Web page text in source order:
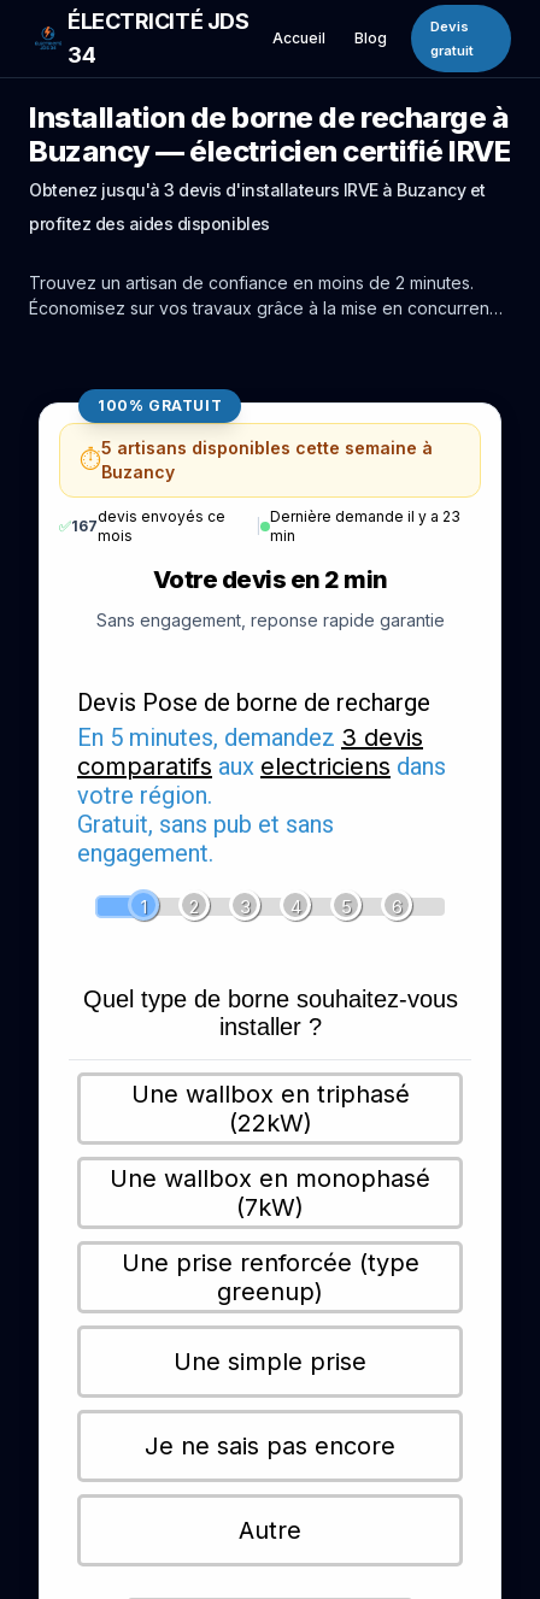
ÉLECTRICITÉ JDS
34
Accueil Blog
Devis
gratuit
Installation de borne de recharge à
Buzancy — électricien certifié IRVE
Obtenez jusqu'à 3 devis d'installateurs IRVE à Buzancy et
profitez des aides disponibles
Trouvez un artisan de confiance en moins de 2 minutes.
Économisez sur vos travaux grâce à la mise en concurrence
100% GRATUIT
⏱️5 artisans disponibles cette semaine à
Buzancy
✅167
devis envoyés ce
mois
|
Dernière demande il y a 23
min
Votre devis en 2 min
Sans engagement, reponse rapide garantie
Devis Pose de borne de recharge
En 5 minutes, demandez 3 devis
comparatifs aux electriciens dans
votre région.
Gratuit, sans pub et sans
engagement.
1 2 3 4 5 6
Quel type de borne souhaitez-vous
installer ?
Une wallbox en triphasé
(22kW)
Une wallbox en monophasé
(7kW)
Une prise renforcée (type
greenup)
Une simple prise
Je ne sais pas encore
Autre